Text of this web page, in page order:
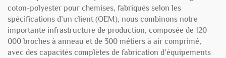
coton-polyester pour chemises, fabriqués selon les
spécifications d’un client (OEM), nous combinons notre
importante infrastructure de production, composée de 120
000 broches à anneau et de 300 métiers à air comprimé,
avec des capacités complètes de fabrication d’équipements